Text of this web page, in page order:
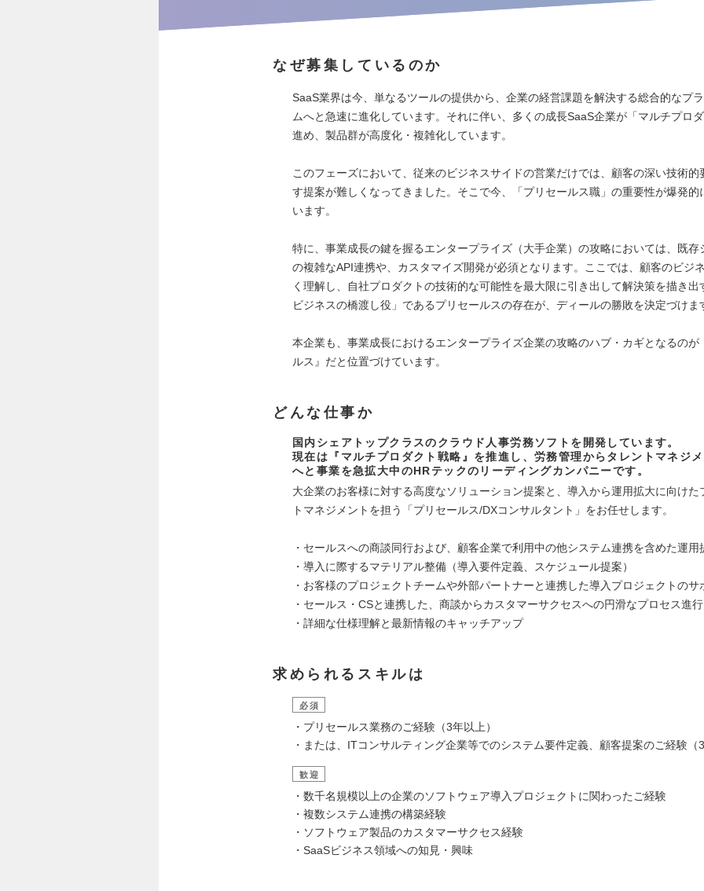
なぜ募集しているのか
SaaS業界は今、単なるツールの提供から、企業の経営課題を解決する総合的なプ
ムへと急速に進化しています。それに伴い、多くの成長SaaS企業が「マルチプロ
進め、製品群が高度化・複雑化しています。
このフェーズにおいて、従来のビジネスサイドの営業だけでは、顧客の深い技術的
す提案が難しくなってきました。そこで今、「プリセールス職」の重要性が爆発的
います。
特に、事業成長の鍵を握るエンタープライズ（大手企業）の攻略においては、既存
の複雑なAPI連携や、カスタマイズ開発が必須となります。ここでは、顧客のビジ
く理解し、自社プロダクトの技術的な可能性を最大限に引き出して解決策を描き出
ビジネスの橋渡し役」であるプリセールスの存在が、ディールの勝敗を決定づけま
本企業も、事業成長におけるエンタープライズ企業の攻略のハブ・カギとなるのが
ルス』だと位置づけています。
どんな仕事か
国内シェアトップクラスのクラウド人事労務ソフトを開発しています。
現在は『マルチプロダクト戦略』を推進し、労務管理からタレントマネジ
へと事業を急拡大中のHRテックのリーディングカンパニーです。
大企業のお客様に対する高度なソリューション提案と、導入から運用拡大に向けた
トマネジメントを担う「プリセールス/DXコンサルタント」をお任せします。
・セールスへの商談同行および、顧客企業で利用中の他システム連携を含めた運用
・導入に際するマテリアル整備（導入要件定義、スケジュール提案）
・お客様のプロジェクトチームや外部パートナーと連携した導入プロジェクトのサ
・セールス・CSと連携した、商談からカスタマーサクセスへの円滑なプロセス進行
・詳細な仕様理解と最新情報のキャッチアップ
求められるスキルは
必須
・プリセールス業務のご経験（3年以上）
・または、ITコンサルティング企業等でのシステム要件定義、顧客提案のご経験（
歓迎
・数千名規模以上の企業のソフトウェア導入プロジェクトに関わったご経験
・複数システム連携の構築経験
・ソフトウェア製品のカスタマーサクセス経験
・SaaSビジネス領域への知見・興味